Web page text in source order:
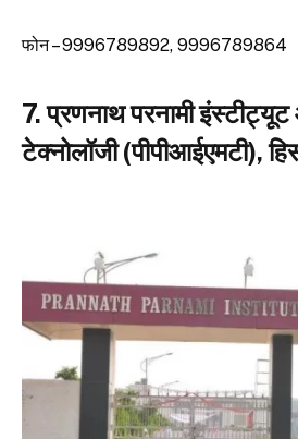
फोन – 9996789892, 9996789864
7. प्रणनाथ परनामी
टेक्नोलॉजी (पीपीआईएमटी),